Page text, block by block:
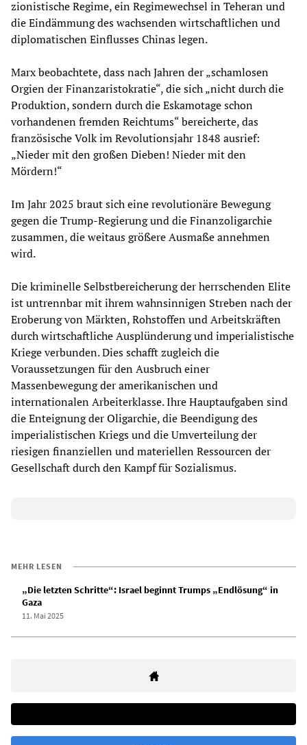
zionistische Regime, ein Regimewechsel in Teheran und
die Eindämmung des wachsenden wirtschaftlichen und
diplomatischen Einflusses Chinas legen.
Marx beobachtete, dass nach Jahren der „schamlosen
Orgien der Finanzaristokratie“, die sich „nicht durch die
Produktion, sondern durch die Eskamotage schon
vorhandenen fremden Reichtums“ bereicherte, das
französische Volk im Revolutionsjahr 1848 ausrief:
„Nieder mit den großen Dieben! Nieder mit den
Mördern!“
Im Jahr 2025 braut sich eine revolutionäre Bewegung
gegen die Trump-Regierung und die Finanzoligarchie
zusammen, die weitaus größere Ausmaße annehmen
wird.
Die kriminelle Selbstbereicherung der herrschenden Elite
ist untrennbar mit ihrem wahnsinnigen Streben nach der
Eroberung von Märkten, Rohstoffen und Arbeitskräften
durch wirtschaftliche Ausplünderung und imperialistische
Kriege verbunden. Dies schafft zugleich die
Voraussetzungen für den Ausbruch einer
Massenbewegung der amerikanischen und
internationalen Arbeiterklasse. Ihre Hauptaufgaben sind
die Enteignung der Oligarchie, die Beendigung des
imperialistischen Kriegs und die Umverteilung der
riesigen finanziellen und materiellen Ressourcen der
Gesellschaft durch den Kampf für Sozialismus.
MEHR LESEN
„Die letzten Schritte“: Israel beginnt Trumps „Endlösung“ in
Gaza
11. Mai 2025